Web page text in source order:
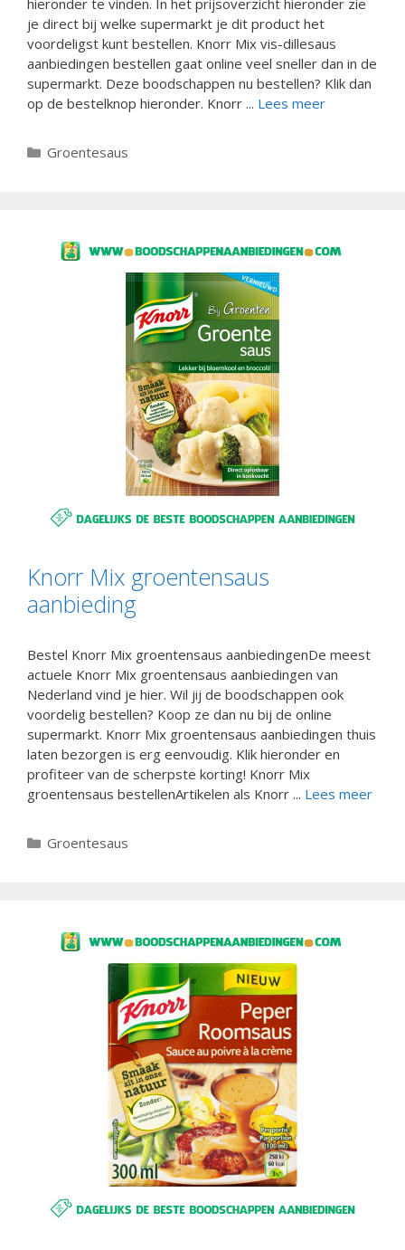
je direct bij welke supermarkt je dit product het
voordeligst kunt bestellen. Knorr Mix vis-dillesaus
aanbiedingen bestellen gaat online veel sneller dan in de
supermarkt. Deze boodschappen nu bestellen? Klik dan
op de bestelknop hieronder. Knorr ... Lees meer
Categorieën
Groentesaus
Knorr Mix groentensaus
aanbieding
Bestel Knorr Mix groentensaus aanbiedingenDe meest
actuele Knorr Mix groentensaus aanbiedingen van
Nederland vind je hier. Wil jij de boodschappen ook
voordelig bestellen? Koop ze dan nu bij de online
supermarkt. Knorr Mix groentensaus aanbiedingen thuis
laten bezorgen is erg eenvoudig. Klik hieronder en
profiteer van de scherpste korting! Knorr Mix
groentensaus bestellenArtikelen als Knorr ... Lees meer
Categorieën
Groentesaus